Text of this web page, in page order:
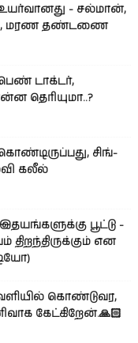
- சல்மான்,
மரண தண்டணை
டாக்டர்,
தெரியுமா..?
சிங்­
கலீல்
பூட்டு -
என
கொண்டுவர,
கேட்கிறேன்.🙏🏻